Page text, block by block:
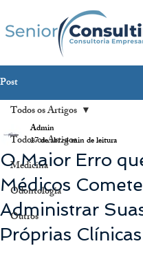
Post
Todos os Artigos
Medicina
Odontologia
Outros
Todos os Artigos
O Maior Erro
Médicos
Administrar
Próprias Clínicas
Admin
17 de abr.4 min de leitura